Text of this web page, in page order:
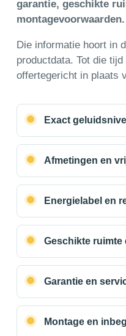
garantie, geschikte
montagevoorwaarden.
Die informatie hoort in
productdata. Tot die
offertegericht in plaats
Exact
Afmetingen en
Energielabel en
Geschikte ruimte
Garantie en
Montage en